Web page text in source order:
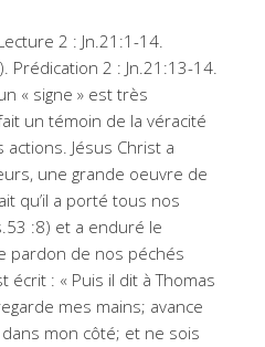
2 : Jn.21:1-14.
Prédication 2 : Jn.21:13-14.
« signe » est très
un témoin de la véracité
Jésus Christ a
une grande oeuvre de
qu’il a porté tous nos
:8) et a enduré le
pardon de nos péchés
écrit : « Puis il dit à Thomas
mes mains; avance
mon côté; et ne sois